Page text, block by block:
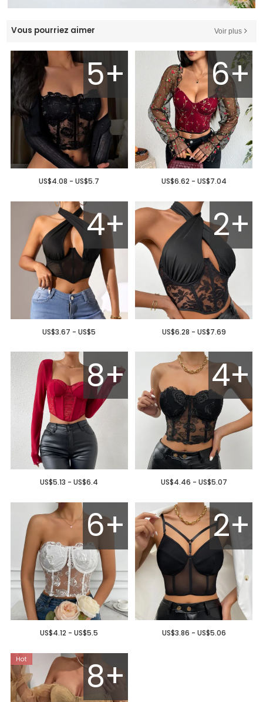
Vous pourriez aimer Voir plus
5+
US$4.08 - US$5.7
6+
US$6.62 - US$7.04
4+
US$3.67 - US$5
2+
US$6.28 - US$7.69
8+
US$5.13 - US$6.4
4+
US$4.46 - US$5.07
6+
US$4.12 - US$5.5
2+
US$3.86 - US$5.06
8+